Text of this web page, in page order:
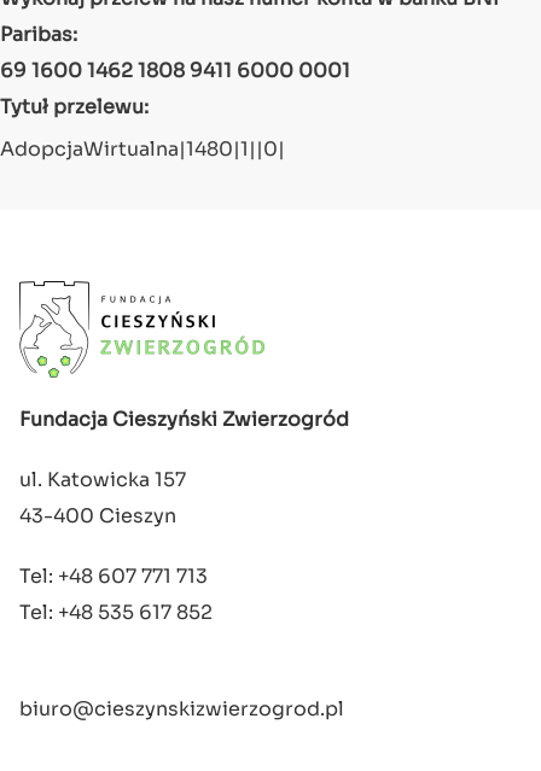
Paribas:
69 1600 1462 1808 9411 6000 0001
Tytuł przelewu:
AdopcjaWirtualna|1480|1||0|
Fundacja Cieszyński Zwierzogród
ul. Katowicka 157
43-400 Cieszyn
Tel: +48 607 771 713
Tel: +48 535 617 852
biuro@cieszynskizwierzogrod.pl